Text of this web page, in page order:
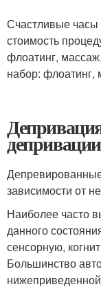
Счастливые часы
стоимость
флоатинг,
набор: флоатинг,
депривации
зависимости от
Наиболее часто
данного
сенсорную,
Большинство